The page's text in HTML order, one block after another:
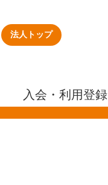
法人トップ
入会・利用登録